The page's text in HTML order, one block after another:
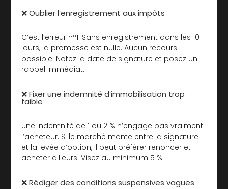
❌ Oublier l’enregistrement aux impôts
C’est l’erreur n°1. Sans enregistrement dans les 10
jours, la promesse est nulle. Aucun recours
possible. Notez la date de signature et posez un
rappel immédiat.
❌ Fixer une indemnité d’immobilisation trop
faible
Une indemnité de 1 ou 2 % n’engage pas vraiment
l’acheteur. Si le marché monte entre la signature
et la levée d’option, il peut préférer renoncer et
acheter ailleurs. Visez au minimum 5 %.
❌ Rédiger des conditions suspensives vagues